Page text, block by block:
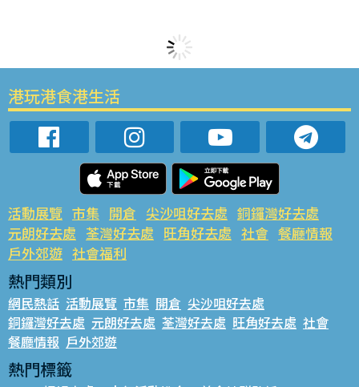
港玩港食港生活
活動展覽 市集 開倉 尖沙咀好去處 銅鑼灣好去處
元朗好去處 荃灣好去處 旺角好去處 社會 餐廳情報
戶外郊遊 社會福利
熱門類別
網民熱話 活動展覽 市集 開倉 尖沙咀好去處
銅鑼灣好去處 元朗好去處 荃灣好去處 旺角好去處 社會
餐廳情報 戶外郊遊
熱門標籤